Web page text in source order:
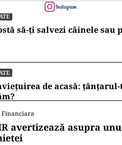
să-ți salvezi câinele sau
de acasă:
Financiara
avertizează asupra